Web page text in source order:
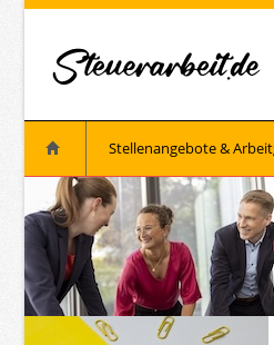
Stellenangebote &